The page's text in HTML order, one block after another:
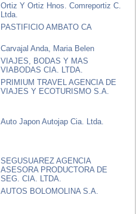
Ortiz Y Ortiz Hnos. Comreportiz C.
Ltda.
PASTIFICIO AMBATO CA
Carvajal Anda, Maria Belen
VIAJES, BODAS Y MAS
VIABODAS CIA. LTDA.
PRIMIUM TRAVEL AGENCIA DE
VIAJES Y ECOTURISMO S.A.
Auto Japon Autojap Cia. Ltda.
SEGUSUAREZ AGENCIA
ASESORA PRODUCTORA DE
SEG. CIA. LTDA.
AUTOS BOLOMOLINA S.A.